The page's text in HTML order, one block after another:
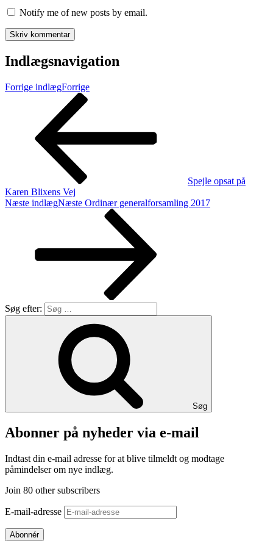
Notify me of new posts by email.
Indlægsnavigation
Forrige indlægForrige
Spejle opsat på
Karen Blixens Vej
Næste indlægNæste Ordinær generalforsamling 2017
Søg efter:
Søg
Abonner på nyheder via e-mail
Indtast din e-mail adresse for at blive tilmeldt og modtage
påmindelser om nye indlæg.
Join 80 other subscribers
E-mail-adresse
Abonnér